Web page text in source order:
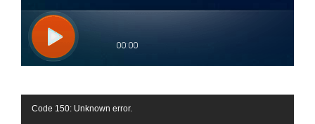
Reproductor
Code 150: Unknown error.